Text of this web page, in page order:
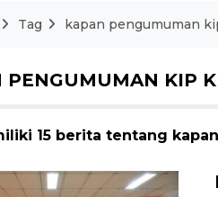
Tag kapan pengumuman
PENGUMUMAN KIP
15 berita tentang